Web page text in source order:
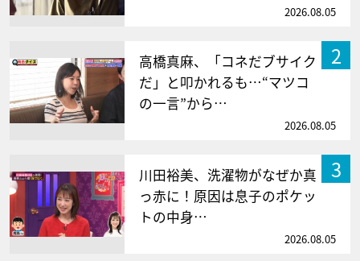
2026.08.05
2
高橋真麻、「コネだブサイク
だ」と叩かれるも…“マツコ
の一言”から…
2026.08.05
3
川田裕美、洗濯物がなぜか真
っ赤に！原因は息子のポケッ
トの中身…
2026.08.05